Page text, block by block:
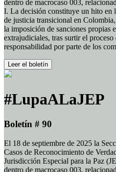
dentro de macrocaso 003,
I. La decisión constituye un hito en
de justicia transicional en
la imposición de sanciones propias
extrajudiciales, tras surtir el
responsabilidad por parte de los
Leer el boletín
#LupaALaJEP
Boletín # 90
El 18 de septiembre de 2025 la
Casos de Reconocimiento de
Jurisdicción Especial para la Paz
dentro de macrocaso 003,